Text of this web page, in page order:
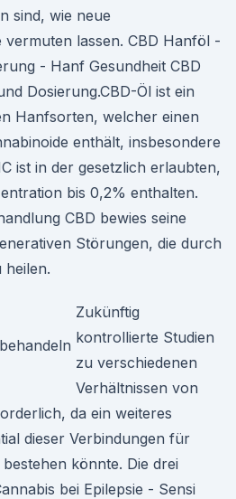
sind, wie neue
vermuten lassen. CBD Hanföl -
- Hanf Gesundheit CBD
Dosierung.CBD-Öl ist ein
Hanfsorten, welcher einen
enthält, insbesondere
ist in der gesetzlich erlaubten,
bis 0,2% enthalten.
CBD bewies seine
Störungen, die durch
Zukünftig
kontrollierte Studien
zu verschiedenen
Verhältnissen von
da ein weiteres
dieser Verbindungen für
könnte. Die drei
bei Epilepsie - Sensi